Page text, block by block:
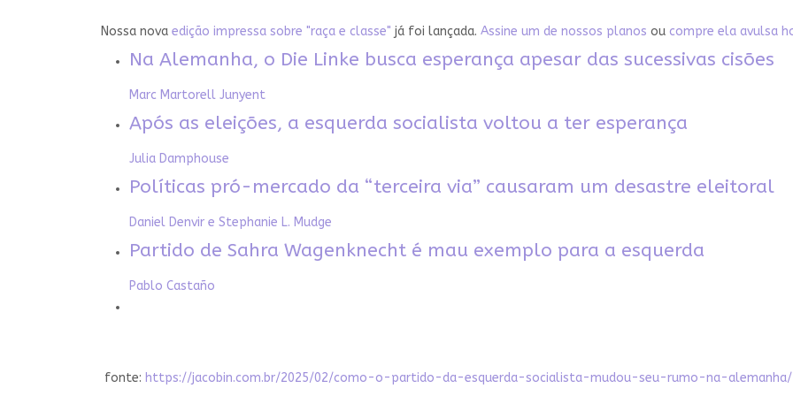
Nossa nova edição impressa sobre "raça e classe" já foi lançada. Assine um de nossos planos ou compre ela avulsa
Na Alemanha, o Die Linke busca esperança apesar das sucessivas cisões
Marc Martorell Junyent
Após as eleições, a esquerda socialista voltou a ter esperança
Julia Damphouse
Políticas pró-mercado da “terceira via” causaram um desastre eleitoral
Daniel Denvir e Stephanie L. Mudge
Partido de Sahra Wagenknecht é mau exemplo para a esquerda
Pablo Castaño
fonte: https://jacobin.com.br/2025/02/como-o-partido-da-esquerda-socialista-mudou-seu-rumo-na-alemanha/